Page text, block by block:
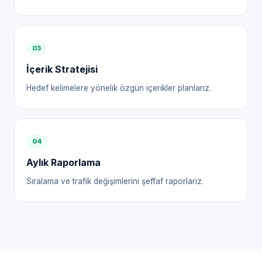
03
İçerik Stratejisi
Hedef kelimelere yönelik özgün içerikler planlarız.
04
Aylık Raporlama
Sıralama ve trafik değişimlerini şeffaf raporlarız.